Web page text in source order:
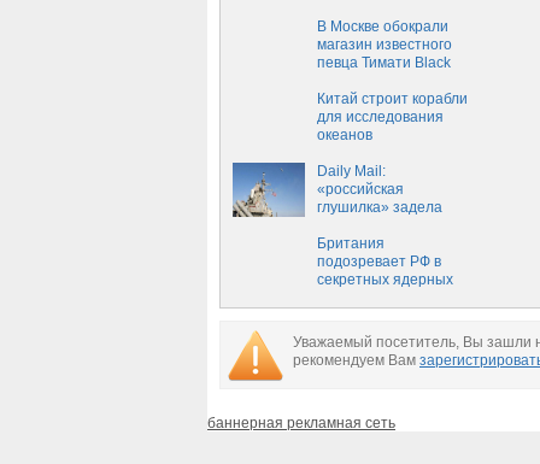
В Москве обокрали
магазин известного
певца Тимати Black
Китай строит корабли
для исследования
океанов
Daily Mail:
«российская
глушилка» задела
американского флота
Британия
подозревает РФ в
секретных ядерных
Уважаемый посетитель, Вы зашли
рекомендуем Вам
баннерная рекламная сеть